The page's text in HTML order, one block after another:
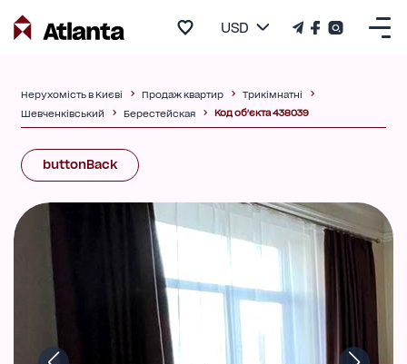
USD
Нерухомість в Києві Продаж квартир
Трикімнатні
Шевченківський
Берестейская Код об'єкта 438039
buttonBack